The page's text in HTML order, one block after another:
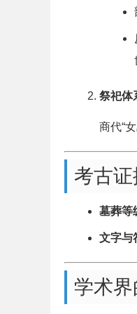
祭祀体
商代“
考古
墓葬等
文字与
学术